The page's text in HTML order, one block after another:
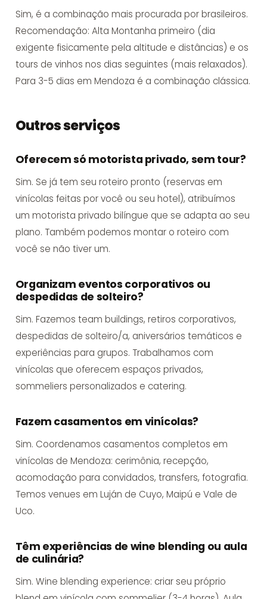
Sim, é a combinação mais procurada por brasileiros.
Recomendação: Alta Montanha primeiro (dia
exigente fisicamente pela altitude e distâncias) e os
tours de vinhos nos dias seguintes (mais relaxados).
Para 3-5 dias em Mendoza é a combinação clássica.
Outros serviços
Oferecem só motorista privado, sem tour?
Sim. Se já tem seu roteiro pronto (reservas em
vinícolas feitas por você ou seu hotel), atribuímos
um motorista privado bilíngue que se adapta ao seu
plano. Também podemos montar o roteiro com
você se não tiver um.
Organizam eventos corporativos ou
despedidas de solteiro?
Sim. Fazemos team buildings, retiros corporativos,
despedidas de solteiro/a, aniversários temáticos e
experiências para grupos. Trabalhamos com
vinícolas que oferecem espaços privados,
sommeliers personalizados e catering.
Fazem casamentos em vinícolas?
Sim. Coordenamos casamentos completos em
vinícolas de Mendoza: cerimônia, recepção,
acomodação para convidados, transfers, fotografia.
Temos venues em Luján de Cuyo, Maipú e Vale de
Uco.
Têm experiências de wine blending ou aula
de culinária?
Sim. Wine blending experience: criar seu próprio